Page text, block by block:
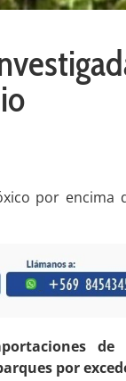
por encima
de
por